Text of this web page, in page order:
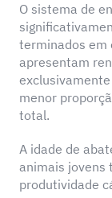
O sistema de
terminados em
apresentam
menor
total.
A idade de
animais jovens
produtividade